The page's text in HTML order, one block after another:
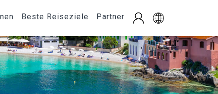
Beste Reiseziele Partner